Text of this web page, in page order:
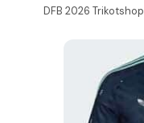
DFB 2026 Trikotshop